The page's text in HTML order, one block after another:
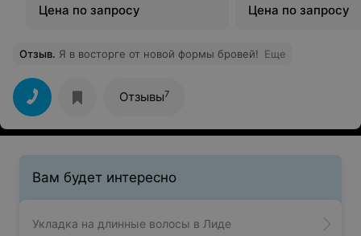
Цена по запросу
Цена по запросу
Отзыв. Я в восторге от новой формы бровей! Еще
Отзывы7
Вам будет интересно
Укладка на длинные волосы в Лиде